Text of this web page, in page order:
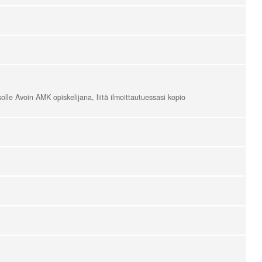
Avoin AMK opiskelijana, liitä ilmoittautuessasi kopio